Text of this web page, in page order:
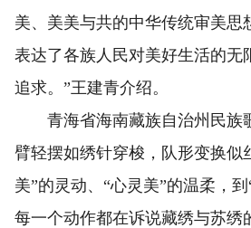
美、美美与共的中华传统审美思
表达了各族人民对美好生活的无
追求。”王建青介绍。
青海省海南藏族自治州民族
臂轻摆如绣针穿梭，队形变换似
美”的灵动、“心灵美”的温柔，到
每一个动作都在诉说藏绣与苏绣